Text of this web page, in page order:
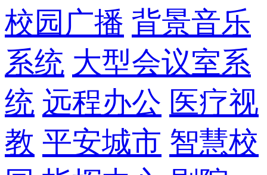
校园广播 背景音乐
系统 大型会议室系
统 远程办公 医疗视
教 平安城市 智慧校